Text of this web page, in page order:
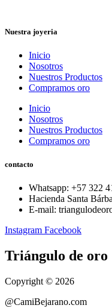
Nuestra joyeria
Inicio
Nosotros
Nuestros Productos
Compramos oro
Inicio
Nosotros
Nuestros Productos
Compramos oro
contacto
Whatsapp: ‪+57 322
Hacienda Santa
E-mail:
Instagram Facebook
Triángulo de oro
Copyright © 2026
@CamiBejarano.com